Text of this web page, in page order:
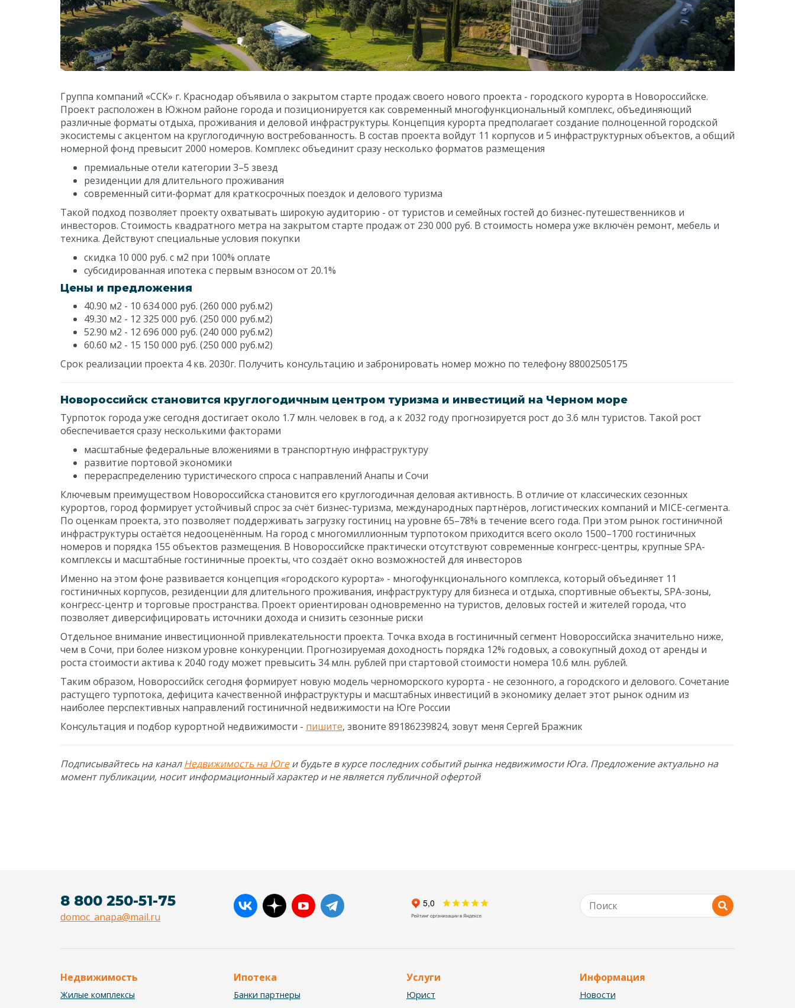
Группа компаний «ССК» г. Краснодар объявила о закрытом старте продаж своего нового проекта - городского курорта в Новороссийске.
Проект расположен в Южном районе города и позиционируется как современный многофункциональный комплекс, объединяющий
различные форматы отдыха, проживания и деловой инфраструктуры. Концепция курорта предполагает создание полноценной городской
экосистемы с акцентом на круглогодичную востребованность. В состав проекта войдут 11 корпусов и 5 инфраструктурных объектов, а общий
номерной фонд превысит 2000 номеров. Комплекс объединит сразу несколько форматов размещения
премиальные отели категории 3–5 звезд
резиденции для длительного проживания
современный сити-формат для краткосрочных поездок и делового туризма
Такой подход позволяет проекту охватывать широкую аудиторию - от туристов и семейных гостей до бизнес-путешественников и
инвесторов. Стоимость квадратного метра на закрытом старте продаж от 230 000 руб. В стоимость номера уже включён ремонт, мебель и
техника. Действуют специальные условия покупки
скидка 10 000 руб. с м2 при 100% оплате
субсидированная ипотека с первым взносом от 20.1%
Цены и предложения
40.90 м2 - 10 634 000 руб. (260 000 руб.м2)
49.30 м2 - 12 325 000 руб. (250 000 руб.м2)
52.90 м2 - 12 696 000 руб. (240 000 руб.м2)
60.60 м2 - 15 150 000 руб. (250 000 руб.м2)
Срок реализации проекта 4 кв. 2030г. Получить консультацию и забронировать номер можно по телефону 88002505175
Новороссийск становится круглогодичным центром туризма и инвестиций на Черном море
Турпоток города уже сегодня достигает около 1.7 млн. человек в год, а к 2032 году прогнозируется рост до 3.6 млн туристов. Такой рост
обеспечивается сразу несколькими факторами
масштабные федеральные вложениями в транспортную инфраструктуру
развитие портовой экономики
перераспределению туристического спроса с направлений Анапы и Сочи
Ключевым преимуществом Новороссийска становится его круглогодичная деловая активность. В отличие от классических сезонных
курортов, город формирует устойчивый спрос за счёт бизнес-туризма, международных партнёров, логистических компаний и MICE-сегмента.
По оценкам проекта, это позволяет поддерживать загрузку гостиниц на уровне 65–78% в течение всего года. При этом рынок гостиничной
инфраструктуры остаётся недооценённым. На город с многомиллионным турпотоком приходится всего около 1500–1700 гостиничных
номеров и порядка 155 объектов размещения. В Новороссийске практически отсутствуют современные конгресс-центры, крупные SPA-
комплексы и масштабные гостиничные проекты, что создаёт окно возможностей для инвесторов
Именно на этом фоне развивается концепция «городского курорта» - многофункционального комплекса, который объединяет 11
гостиничных корпусов, резиденции для длительного проживания, инфраструктуру для бизнеса и отдыха, спортивные объекты, SPA-зоны,
конгресс-центр и торговые пространства. Проект ориентирован одновременно на туристов, деловых гостей и жителей города, что
позволяет диверсифицировать источники дохода и снизить сезонные риски
Отдельное внимание инвестиционной привлекательности проекта. Точка входа в гостиничный сегмент Новороссийска значительно ниже,
чем в Сочи, при более низком уровне конкуренции. Прогнозируемая доходность порядка 12% годовых, а совокупный доход от аренды и
роста стоимости актива к 2040 году может превысить 34 млн. рублей при стартовой стоимости номера 10.6 млн. рублей.
Таким образом, Новороссийск сегодня формирует новую модель черноморского курорта - не сезонного, а городского и делового. Сочетание
растущего турпотока, дефицита качественной инфраструктуры и масштабных инвестиций в экономику делает этот рынок одним из
наиболее перспективных направлений гостиничной недвижимости на Юге России
Консультация и подбор курортной недвижимости - пишите, звоните 89186239824, зовут меня Сергей Бражник
Подписывайтесь на каналНедвижимость на Югеи будьте в курсе последних событий рынка недвижимости Юга. Предложение актуально на
момент публикации, носит информационный характер и не является публичной офертой
8 800 250-51-75
domoc_anapa@mail.ru
Недвижимость
Жилые комплексы
Ипотека
Банки партнеры
Услуги
Юрист
Информация
Новости